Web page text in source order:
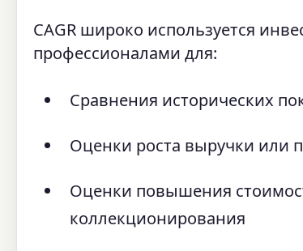
CAGR широко используется
профессионалами для:
Сравнения исторических
Оценки роста выручки или
Оценки повышения
коллекционирования